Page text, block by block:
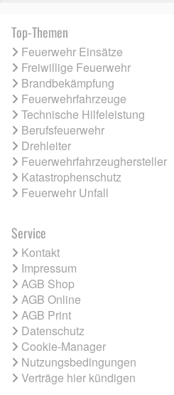
Top-Themen
Feuerwehr Einsätze
Freiwillige Feuerwehr
Brandbekämpfung
Feuerwehrfahrzeuge
Technische Hilfeleistung
Berufsfeuerwehr
Drehleiter
Feuerwehrfahrzeughersteller
Katastrophenschutz
Feuerwehr Unfall
Service
Kontakt
Impressum
AGB Shop
AGB Online
AGB Print
Datenschutz
Cookie-Manager
Nutzungsbedingungen
Verträge hier kündigen